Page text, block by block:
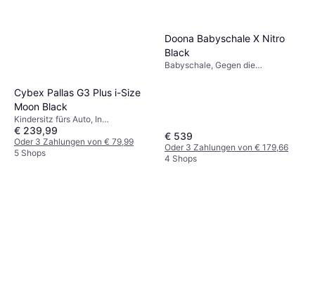
Cybex Pallas G3 Plus i-Size
Moon Black
Kindersitz fürs Auto, In
Fahrtrichtung, i-Size
€ 239,99
Oder 3 Zahlungen von € 79,99
5 Shops
Doona Babyschale X Nitro
Black
Babyschale, Gegen die
€ 539
Oder 3 Zahlungen von € 179,66
4 Shops